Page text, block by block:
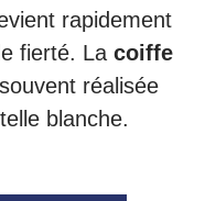
rapidement
fierté. La coiffe
réalisée
blanche.